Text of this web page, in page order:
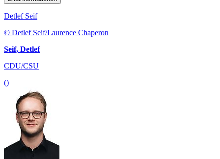
Detlef Seif
© Detlef Seif/Laurence Chaperon
Seif, Detlef
CDU/CSU
()